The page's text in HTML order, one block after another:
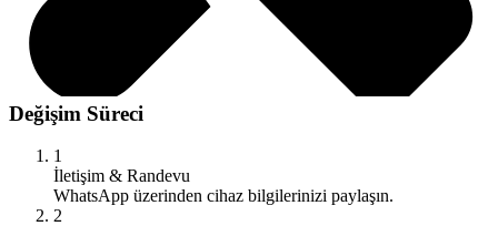
Değişim Süreci
1
İletişim & Randevu
WhatsApp üzerinden cihaz bilgilerinizi paylaşın.
2